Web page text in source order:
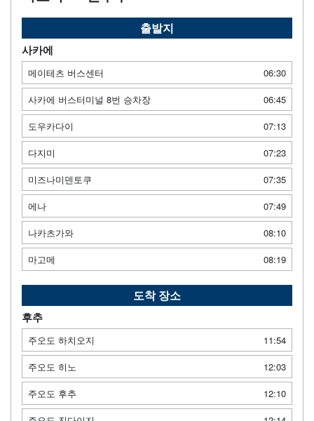
출발지
사카에
메이테츠 버스센터
06:30
사카에 버스터미널 8번 승차장
06:45
도우카다이
07:13
다지미
07:23
미즈나미덴토쿠
07:35
에나
07:49
나카츠가와
08:10
마고메
08:19
도착 장소
후추
주오도 하치오지
11:54
주오도 히노
12:03
주오도 후추
12:10